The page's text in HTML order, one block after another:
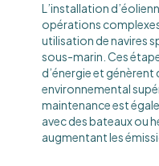
L’installation
opérations complexes
utilisation de navires
sous-marin. Ces
d’énergie et
environnemental
maintenance est
avec des bateaux ou
augmentant les